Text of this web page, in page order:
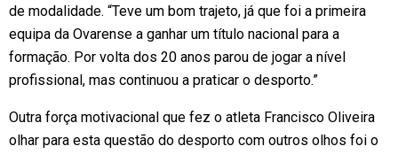
de modalidade. “Teve um bom trajeto, já que foi a primeira
equipa da Ovarense a ganhar um título nacional para a
formação. Por volta dos 20 anos parou de jogar a nível
profissional, mas continuou a praticar o desporto.”
Outra força motivacional que fez o atleta Francisco Oliveira
olhar para esta questão do desporto com outros olhos foi o